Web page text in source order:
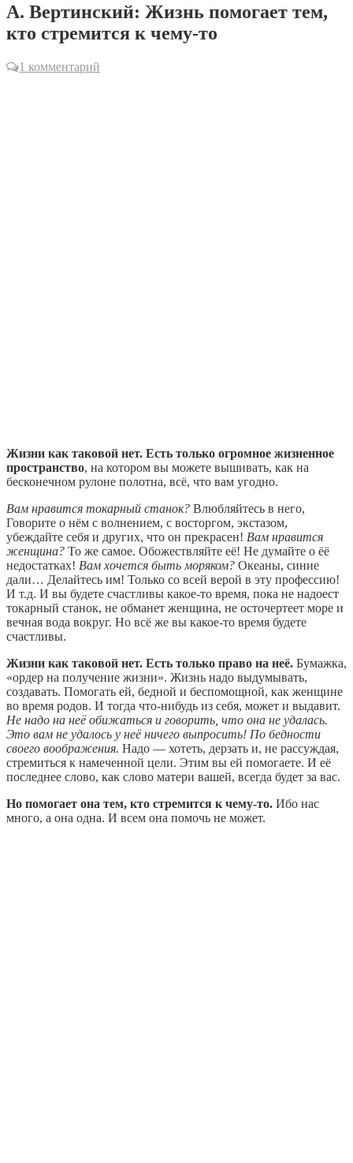
А. Вертинский: Жизнь помогает тем,
кто стремится к чему-то
1 комментарий
Жизни как таковой нет. Есть только огромное жизненное
пространство, на котором вы можете вышивать, как на
бесконечном рулоне полотна, всё, что вам угодно.
Вам нравится токарный станок? Влюбляйтесь в него,
Говорите о нём с волнением, с восторгом, экстазом,
убеждайте себя и других, что он прекрасен! Вам нравится
женщина? То же самое. Обожествляйте её! Не думайте о ёё
недостатках! Вам хочется быть моряком? Океаны, синие
дали… Делайтесь им! Только со всей верой в эту профессию!
И т.д. И вы будете счастливы какое-то время, пока не надоест
токарный станок, не обманет женщина, не осточертеет море и
вечная вода вокруг. Но всё же вы какое-то время будете
счастливы.
Жизни как таковой нет. Есть только право на неё. Бумажка,
«ордер на получение жизни». Жизнь надо выдумывать,
создавать. Помогать ей, бедной и беспомощной, как женщине
во время родов. И тогда что-нибудь из себя, может и выдавит.
Не надо на неё обижаться и говорить, что она не удалась.
Это вам не удалось у неё ничего выпросить! По бедности
своего воображения. Надо — хотеть, дерзать и, не рассуждая,
стремиться к намеченной цели. Этим вы ей помогаете. И её
последнее слово, как слово матери вашей, всегда будет за вас.
Но помогает она тем, кто стремится к чему-то. Ибо нас
много, а она одна. И всем она помочь не может.